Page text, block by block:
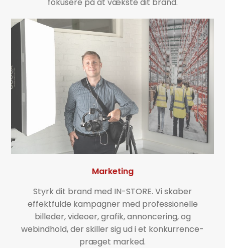
Marketing
Styrk dit brand med IN-STORE. Vi skaber
effektfulde kampagner med professionelle
billeder, videoer, grafik, annoncering, og
webindhold, der skiller sig ud i et konkurrence­
præget marked.